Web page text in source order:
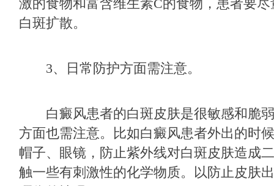
激的食物和富含维生素C的食物，患者要
白斑扩散。
3、日常防护方面需注意。
白癜风患者的白斑皮肤是很敏感和脆弱
方面也需注意。比如白癜风患者外出的时
帽子、眼镜，防止紫外线对白斑皮肤造成
触一些有刺激性的化学物质。以防止皮肤